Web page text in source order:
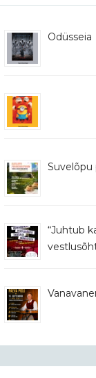
Odüsseia
Suvelõpu
“Juhtub